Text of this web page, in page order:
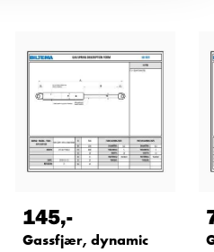
145,-
Gassfjær, dynamic